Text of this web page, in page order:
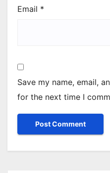
Email *
Save my name, email,
for the next time I